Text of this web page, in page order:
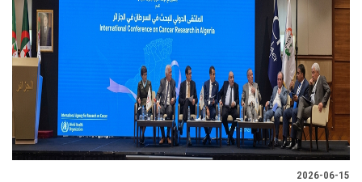
2026-06-15